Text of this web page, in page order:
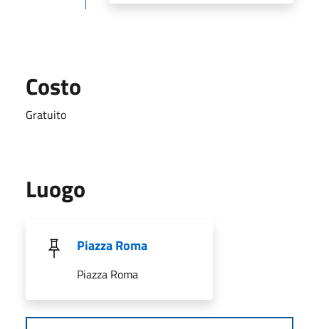
Costo
Gratuito
Luogo
Piazza Roma
Piazza Roma